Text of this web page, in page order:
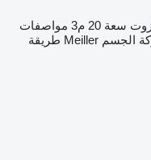
سعة 20 م3
مواصفات
الجسم Meiller طريقة